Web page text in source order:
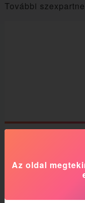
További
Az oldal